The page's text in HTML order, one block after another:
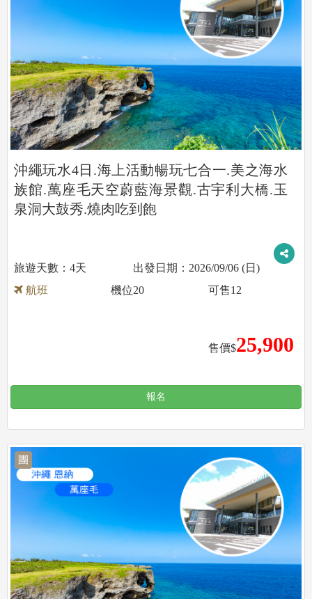
沖繩玩水4日.海上活動暢玩七合一.美之海水
族館.萬座毛天空蔚藍海景觀.古宇利大橋.玉
泉洞大鼓秀.燒肉吃到飽
4天
2026/09/06 (日)
航班
售價$25,900
機位20 可售12
報名
團